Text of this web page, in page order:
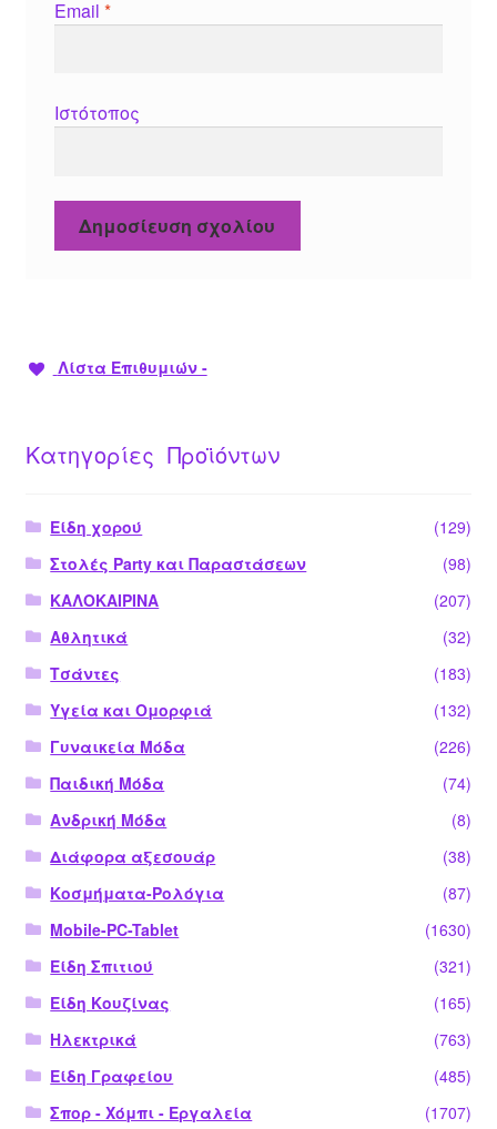
Email *
Ιστότοπος
Λίστα Επιθυμιών -
Κατηγορίες Προϊόντων
Είδη χορού
(129)
Στολές Party και Παραστάσεων
(98)
ΚΑΛΟΚΑΙΡΙΝΑ
(207)
Αθλητικά
(32)
Τσάντες
(183)
Υγεία και Ομορφιά
(132)
Γυναικεία Μόδα
(226)
Παιδική Μόδα
(74)
Ανδρική Μόδα
(8)
Διάφορα αξεσουάρ
(38)
Κοσμήματα-Ρολόγια
(87)
Mobile-PC-Tablet
(1630)
Είδη Σπιτιού
(321)
Είδη Κουζίνας
(165)
Ηλεκτρικά
(763)
Είδη Γραφείου
(485)
Σπορ - Χόμπι - Εργαλεία
(1707)